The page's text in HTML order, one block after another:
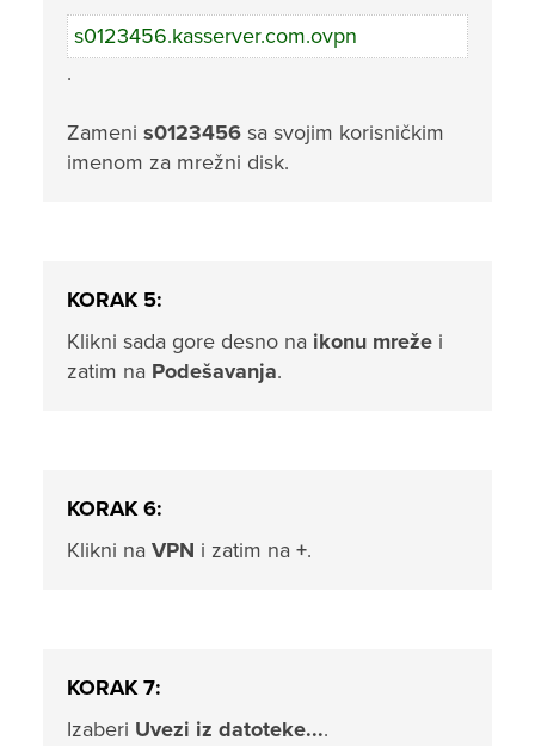
s0123456.kasserver.com.ovpn
.
Zameni s0123456 sa svojim korisničkim
imenom za mrežni disk.
KORAK 5:
Klikni sada gore desno na ikonu mreže i
zatim na Podešavanja.
KORAK 6:
Klikni na VPN i zatim na +.
KORAK 7:
Izaberi Uvezi iz datoteke....